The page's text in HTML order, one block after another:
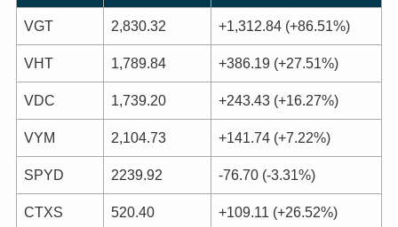
VGT 2,830.32 +1,312.84 (+86.51%)
VHT 1,789.84 +386.19 (+27.51%)
VDC 1,739.20 +243.43 (+16.27%)
VYM 2,104.73 +141.74 (+7.22%)
SPYD 2239.92 -76.70 (-3.31%)
CTXS 520.40 +109.11 (+26.52%)